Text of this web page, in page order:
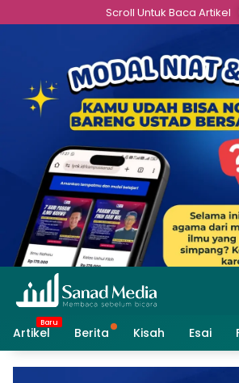
to
Scroll Untuk Baca Artikel
Artikel Berita Kisah Esai